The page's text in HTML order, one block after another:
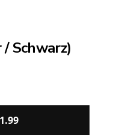
Schwarz)